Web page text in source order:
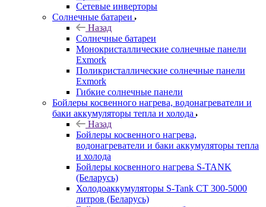
Сетевые инверторы
Солнечные батареи
Назад
Солнечные батареи
Монокристаллические солнечные панели
Exmork
Поликристаллические солнечные панели
Exmork
Гибкие солнечные панели
Бойлеры косвенного нагрева, водонагреватели и
баки аккумуляторы тепла и холода
Назад
Бойлеры косвенного нагрева,
водонагреватели и баки аккумуляторы тепла
и холода
Бойлеры косвенного нагрева S-TANK
(Беларусь)
Холодоаккумуляторы S-Tank СТ 300-5000
литров (Беларусь)